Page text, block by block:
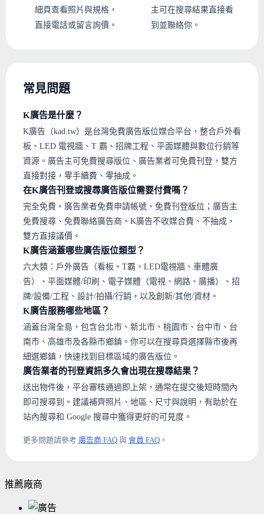
細頁查看照片與規格，
直接電話或留言詢價。
主可在搜尋結果直接看
到並聯絡你。
常見問題
K廣告是什麼？
K廣告（kad.tw）是台灣免費廣告版位媒合平台，整合戶外看
板、LED 電視牆、T 霸、招牌工程、平面媒體與數位行銷等
資源。廣告主可免費搜尋版位、廣告業者可免費刊登，雙方
直接對接，零手續費、零抽成。
在K廣告刊登或搜尋廣告版位需要付費嗎？
完全免費。廣告業者免費申請帳號、免費刊登版位；廣告主
免費搜尋、免費聯絡廣告商。K廣告不收媒合費、不抽成，
雙方直接議價。
K廣告涵蓋哪些廣告版位類型？
六大類：戶外廣告（看板、T霸、LED電視牆、車體廣
告）、平面媒體/印刷、電子媒體（電視、網路、廣播）、招
牌/設備/工程、設計/拍攝/行銷，以及創新/其他/資材。
K廣告服務哪些地區？
涵蓋台灣全島，包含台北市、新北市、桃園市、台中市、台
南市、高雄市及各縣市鄉鎮。你可以在搜尋頁選擇縣市後再
細選鄉鎮，快速找到目標區域的廣告版位。
廣告業者的刊登資訊多久會出現在搜尋結果？
送出物件後，平台審核通過即上架，通常在提交後短時間內
即可搜尋到。建議補齊照片、地區、尺寸與說明，有助於在
站內搜尋和 Google 搜尋中獲得更好的可見度。
更多問題請參考 廣告商 FAQ 與 會員 FAQ 。
推薦廠商